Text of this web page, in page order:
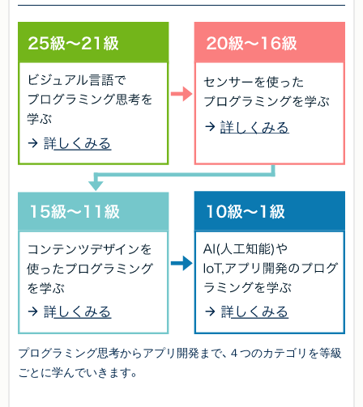
プログラミング思考からアプリ開発まで、４つのカテゴリを等級
ごとに学んでいきます。